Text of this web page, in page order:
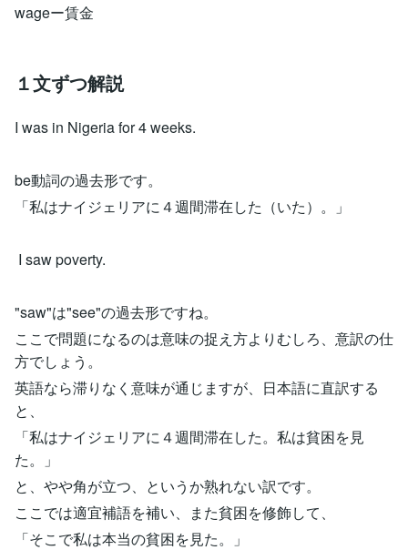
wageー賃金
１文ずつ解説
I was in Nigeria for 4 weeks.
be動詞の過去形です。
「私はナイジェリアに４週間滞在した（いた）。」
I saw poverty.
"saw"は"see"の過去形ですね。
ここで問題になるのは意味の捉え方よりむしろ、意訳の仕
方でしょう。
英語なら滞りなく意味が通じますが、日本語に直訳する
と、
「私はナイジェリアに４週間滞在した。私は貧困を見
た。」
と、やや角が立つ、というか熟れない訳です。
ここでは適宜補語を補い、また貧困を修飾して、
「そこで私は本当の貧困を見た。」